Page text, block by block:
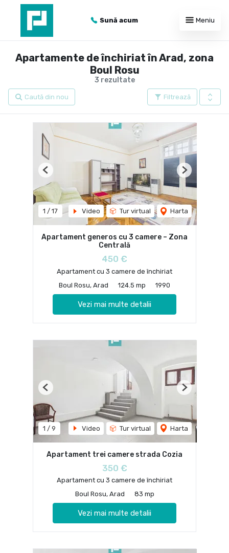
Sună acum Meniu
3 rezultate
Apartamente de închiriat în Arad, zona
Boul Rosu
Filtrează
Caută din nou
1 / 17 Video Tur virtual Harta
Previous Next
Apartament generos cu 3 camere – Zona
Centrală
450 €
Apartament cu 3 camere de închiriat
Boul Rosu, Arad
124.5 mp 1990
Vezi mai multe detalii
1 / 9 Video Tur virtual Harta
Previous Next
Apartament trei camere strada Cozia
350 €
Apartament cu 3 camere de închiriat
Boul Rosu, Arad
83 mp
Vezi mai multe detalii